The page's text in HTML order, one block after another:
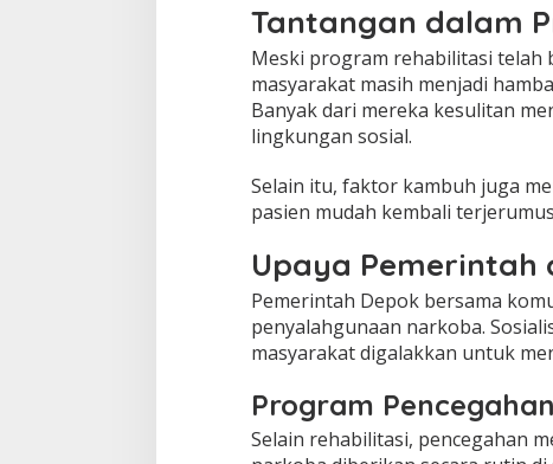
Tantangan dalam
Meski program rehabilitasi telah
masyarakat masih menjadi
Banyak dari mereka kesulitan
lingkungan sosial.
Selain itu, faktor kambuh juga
pasien mudah kembali
Upaya Pemerintah
Pemerintah Depok bersama
penyalahgunaan narkoba.
masyarakat digalakkan untuk
Program Pencegahan
Selain rehabilitasi, pencegahan